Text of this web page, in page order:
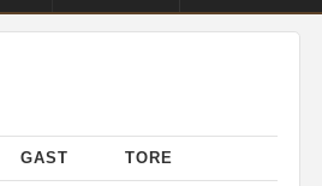
GAST TORE